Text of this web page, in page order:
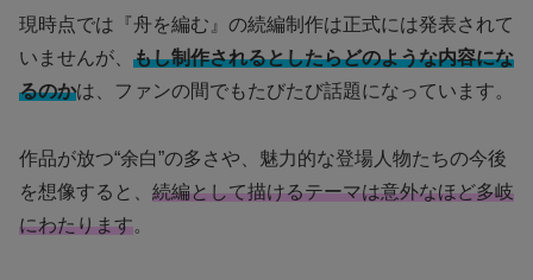
現時点では『舟を編む』の続編制作は正式には発表されて
いませんが、 もし制作されるとしたらどのような内容にな
るのかは、ファンの間でもたびたび話題になっています。
作品が放つ“余白”の多さや、魅力的な登場人物たちの今後
を想像すると、 続編として描けるテーマは意外なほど多岐
にわたります。